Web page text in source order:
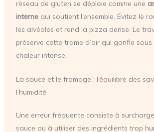
réseau de gluten se déploie comme une
internequi soutient l’ensemble. Évitez le
les alvéoles et rend la pizza dense. Le
préserve cette trame d’air qui gonfle sous
chaleur intense.
La sauce et le fromage : l’équilibre des
l’humidité
Une erreur fréquente consiste à
sauce ou à utiliser des ingrédients trop